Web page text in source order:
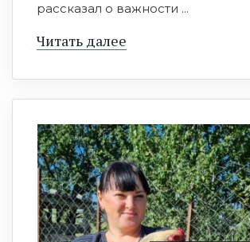
рассказал о важности ...
Читать далее